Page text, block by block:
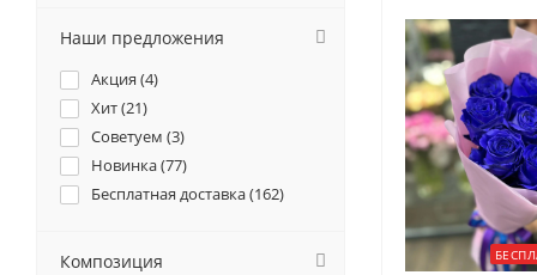
Наши предложения
Акция (4)
Хит (21)
Советуем (3)
Новинка (77)
Бесплатная доставка (162)
Композиция